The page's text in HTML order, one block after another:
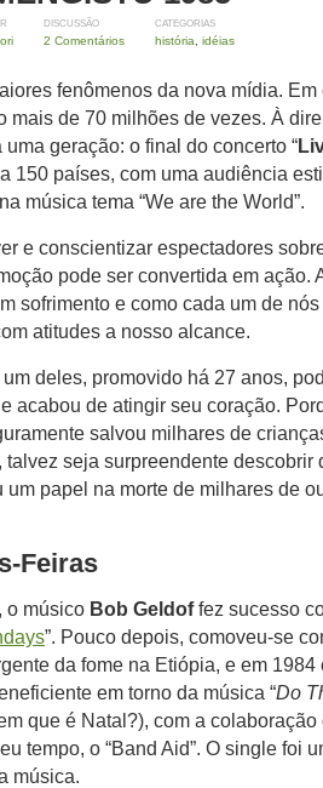
DISCUSSÃO
2 Comentários
CATEGORIAS
história idéias
fenômenos da nova mídia.
mais de 70 milhões de vezes. À
geração: o final do concerto “
150 países, com uma audiência
música tema “We are the World”.
e conscientizar espectadores
pode ser convertida em ação.
sofrimento e como cada um de
atitudes a nosso alcance.
deles, promovido há 27 anos,
acabou de atingir seu coração.
salvou milhares de
talvez seja surpreendente descobrir
um papel na morte de milhares de
Feiras
o músico Bob Geldoffez sucesso
”. Pouco depois, comoveu-se
da fome na Etiópia, e em 1984
em torno da música “Do
que é Natal?), com a
tempo, o “Band Aid”. O single foi
música.